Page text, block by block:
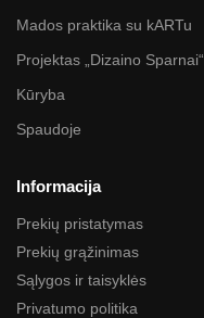
Mados praktika su kARTu
Projektas „Dizaino Sparnai“
Kūryba
Spaudoje
Informacija
Prekių pristatymas
Prekių grąžinimas
Sąlygos ir taisyklės
Privatumo politika